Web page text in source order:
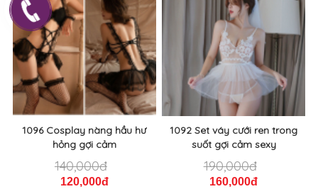
1096 Cosplay nàng hầu hư
hỏng gợi cảm
140,000đ
120,000đ
1092 Set váy cưới ren trong
suốt gợi cảm sexy
190,000đ
160,000đ